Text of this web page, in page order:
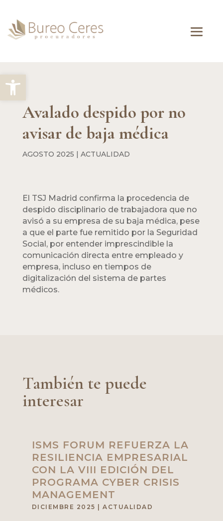
Abrir barra de herramientas
Avalado despido por no
avisar de baja médica
AGOSTO 2025 | ACTUALIDAD
El TSJ Madrid confirma la procedencia de
despido disciplinario de trabajadora que no
avisó a su empresa de su baja médica, pese
a que el parte fue remitido por la Seguridad
Social, por entender imprescindible la
comunicación directa entre empleado y
empresa, incluso en tiempos de
digitalización del sistema de partes
médicos.
También te puede
interesar
ISMS FORUM REFUERZA LA
RESILIENCIA EMPRESARIAL
CON LA VIII EDICIÓN DEL
PROGRAMA CYBER CRISIS
MANAGEMENT
DICIEMBRE 2025 |ACTUALIDAD